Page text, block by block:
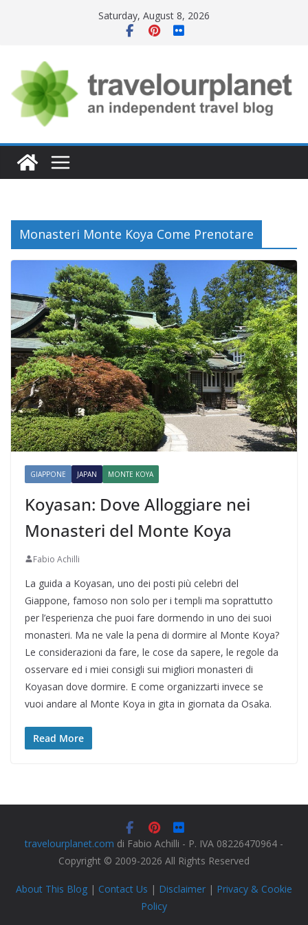
Saturday, August 8, 2026
Monasteri Monte Koya Come Prenotare
GIAPPONE JAPAN MONTE KOYA
Koyasan: Dove Alloggiare nei
Monasteri del Monte Koya
Fabio Achilli
La guida a Koyasan, uno dei posti più celebri del
Giappone, famoso non solo per i templi ma soprattutto
per l’esperienza che puoi fare dormendo in uno dei suoi
monasteri. Ma ne vale la pena di dormire al Monte Koya?
Le considerazioni da fare, le cose da sapere, le regole da
osservare ed i miei consigli sui migliori monasteri di
Koyasan dove dormire. E come organizzarti invece se
vuoi andare al Monte Koya in gita in giornata da Osaka.
Read More
travelourplanet.com di Fabio Achilli - P. IVA 08226470964 -
Copyright © 2009-2026 All Rights Reserved
About This Blog | Contact Us | Disclaimer | Privacy & Cookie
Policy